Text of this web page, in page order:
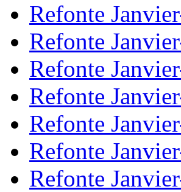
Refonte
Refonte
Refonte
Refonte
Refonte
Refonte
Refonte